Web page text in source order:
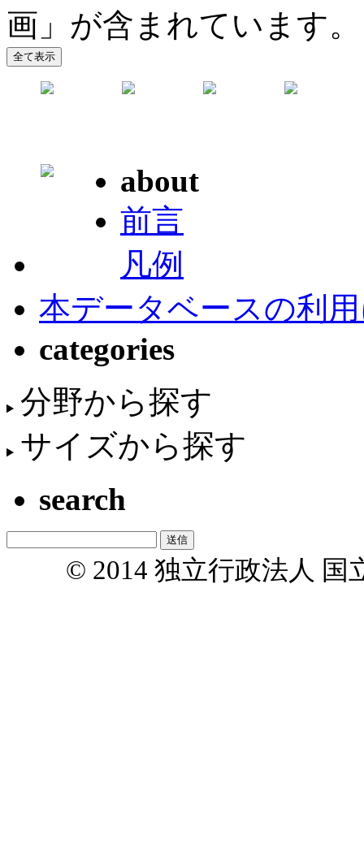
画」が含まれています。
about
前言
凡例
本データベースの利
categories
分野から探す
サイズから探す
search
© 2014 独立行政法人 国